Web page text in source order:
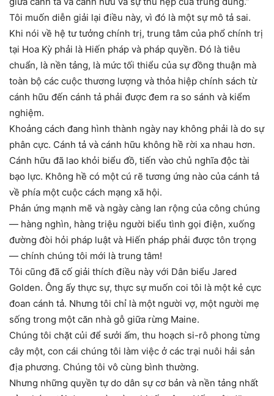
Tôi muốn diễn giải lại điều này, vì đó là một sự mô tả sai.
Khi nói về hệ tư tưởng chính trị, trung tâm của phổ chính trị
tại Hoa Kỳ phải là Hiến pháp và pháp quyền. Đó là tiêu
chuẩn, là nền tảng, là mức tối thiểu của sự đồng thuận mà
toàn bộ các cuộc thương lượng và thỏa hiệp chính sách từ
cánh hữu đến cánh tả phải được đem ra so sánh và kiểm
nghiệm.
Khoảng cách đang hình thành ngày nay không phải là do sự
phân cực. Cánh tả và cánh hữu không hề rời xa nhau hơn.
Cánh hữu đã lao khỏi biểu đồ, tiến vào chủ nghĩa độc tài
bạo lực. Không hề có một cú rẽ tương ứng nào của cánh tả
về phía một cuộc cách mạng xã hội.
Phản ứng mạnh mẽ và ngày càng lan rộng của công chúng
— hàng nghìn, hàng triệu người biểu tình gọi điện, xuống
đường đòi hỏi pháp luật và Hiến pháp phải được tôn trọng
— chính chúng tôi mới là trung tâm!
Tôi cũng đã cố giải thích điều này với Dân biểu Jared
Golden. Ông ấy thực sự, thực sự muốn coi tôi là một kẻ cực
đoan cánh tả. Nhưng tôi chỉ là một người vợ, một người mẹ
sống trong một căn nhà gỗ giữa rừng Maine.
Chúng tôi chặt củi để sưởi ấm, thu hoạch si-rô phong từng
cây một, con cái chúng tôi làm việc ở các trại nuôi hải sản
địa phương. Chúng tôi vô cùng bình thường.
Nhưng những quyền tự do dân sự cơ bản và nền tảng nhất